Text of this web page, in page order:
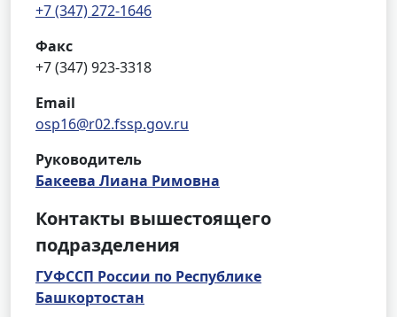
+7 (347) 272-1646
Факс
+7 (347) 923-3318
Email
osp16@r02.fssp.gov.ru
Руководитель
Бакеева Лиана Римовна
Контакты вышестоящего
подразделения
ГУФССП России по Республике
Башкортостан